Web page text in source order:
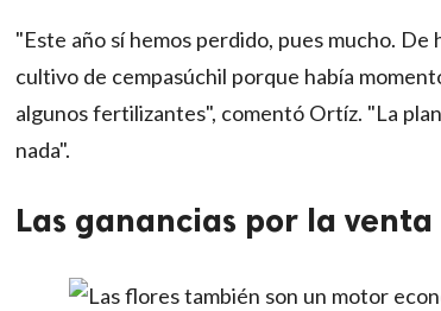
"Este año sí hemos perdido, pues mucho.
cultivo de cempasúchil porque había
algunos fertilizantes", comentó Ortíz. "La
nada".
Las ganancias por la